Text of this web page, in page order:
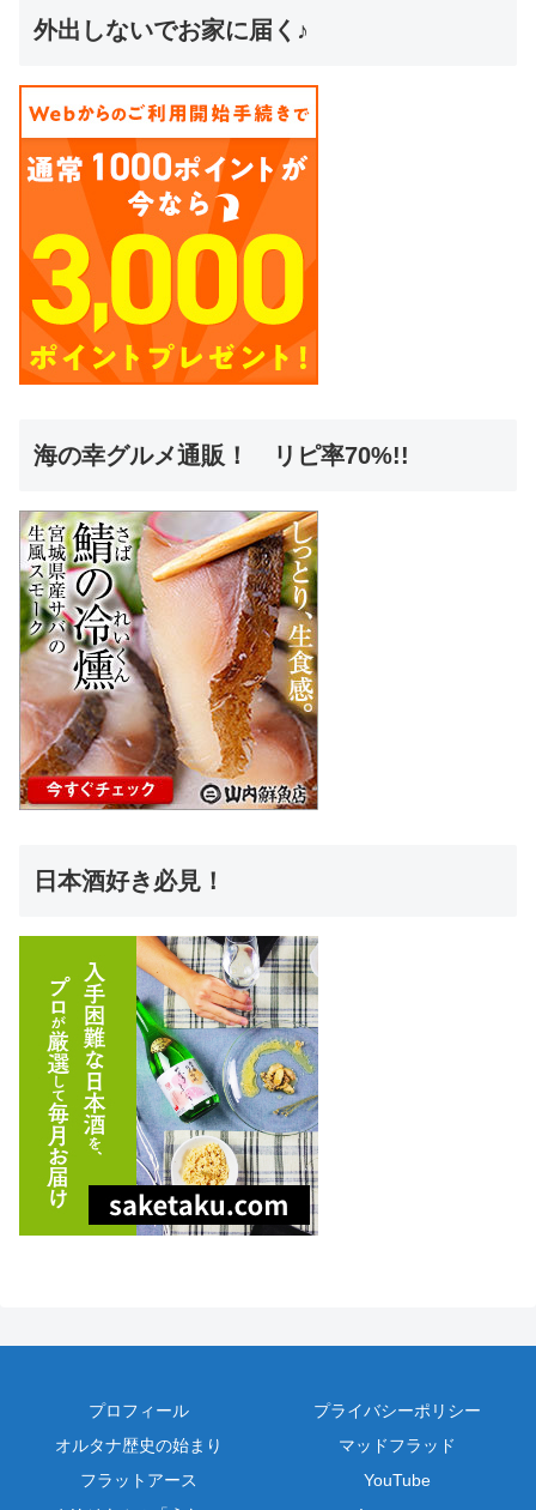
外出しないでお家に届く♪
海の幸グルメ通販！ リピ率70%!!
日本酒好き必見！
プロフィール
プライバシーポリシー
オルタナ歴史の始まり
マッドフラッド
フラットアース
YouTube